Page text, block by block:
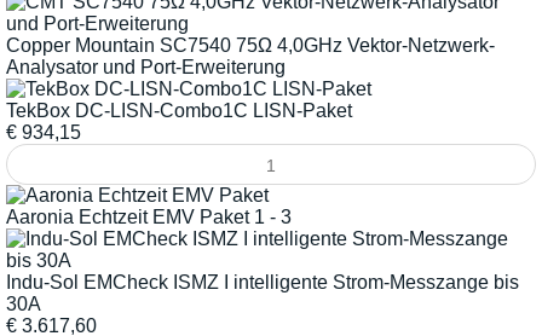
Copper Mountain SC7540 75Ω 4,0GHz Vektor-Netzwerk-
Analysator und Port-Erweiterung
TekBox DC-LISN-Combo1C LISN-Paket
€ 934,15
Aaronia Echtzeit EMV Paket 1 - 3
Indu-Sol EMCheck ISMZ I intelligente Strom-Messzange bis
30A
€ 3.617,60